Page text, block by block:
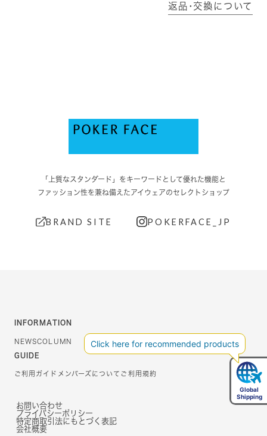
返品･交換について
「上質なスタンダード」をキーワードとして優れた機能と
ファッション性を兼ね備えたアイウェアのセレクトショップ
BRAND SITE POKERFACE_JP
INFORMATION
NEWSCOLUMN
GUIDE
ご利用ガイド メンバーズについて ご利用規約
お問い合わせ
プライバシーポリシー
特定商取引法にもとづく表記
会社概要